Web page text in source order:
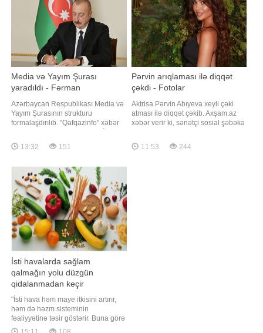
olması göstərilib. Bəs bağlanan
məktəblərin şagirdləri təhsillərin
Media və Yayım Şurası
yaradıldı - Fərman
Azərbaycan Respublikası Media və
Yayım Şurasının strukturu
formalaşdırılıb. "Qafqazinfo" xəbər
Əliyev Fərman imzalayıb. Fərmana
əsasən, Media və Yayım Şurası
varisidir, onun hüquq və öhdəlikləri,
habelə əmlakı Şuraya keçir. Medi
13:32 151
Pərvin arıqlaması ilə diqqət
çəkdi - Fotolar
Aktrisa Pərvin Abıyeva xeyli çəki
atması ilə diqqət çəkib. Axşam.az
xəbər verir ki, sənətçi sosial şəbəkə
ilə bölüşüb. Paylaşımlarda onun
nəzərəçarpacaq dərəcədə
11:53 244
İsti havalarda sağlam
qalmağın yolu düzgün
qidalanmadan keçir
"İsti hava həm maye itkisini artırır,
həm də həzm sisteminin
fəaliyyətinə təsir göstərir. Buna görə
də bu mövsümdə qida seçimlərinə